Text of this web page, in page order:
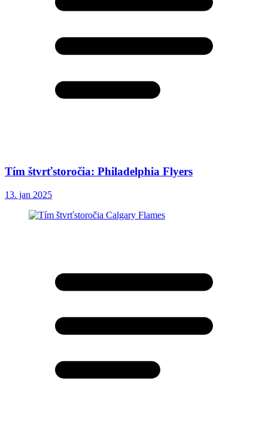
Tím štvrťstoročia: Philadelphia Flyers
13. jan 2025